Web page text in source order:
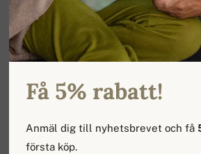
Få 5% rabatt!
Anmäl dig till nyhetsbrevet och få
första köp.